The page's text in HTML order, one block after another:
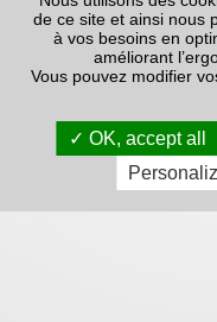
cultures,
de ce site et ainsi nous
à vos besoins en
améliorant
Vous pouvez modifier
OK, accept all